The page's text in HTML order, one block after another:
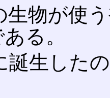
生物が使
る。
誕生した